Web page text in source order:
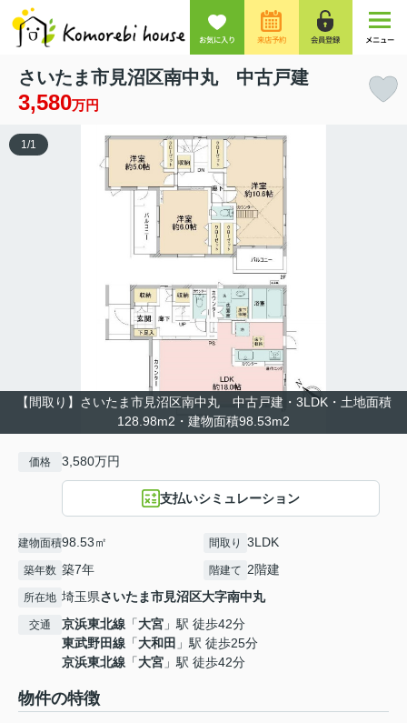
お気に入り 来店予約 会員登録 メニュー
さいたま市見沼区南中丸 中古戸建
3,580万円
【間取り】さいたま市見沼区南中丸 中古戸建・3LDK・土地面積
128.98m2・建物面積98.53m2
1 /1
価格 3,580万円
支払いシミュレーション
建物面積98.53㎡ 間取り 3LDK
築年数 築7年 階建て 2階建
所在地 埼玉県さいたま市見沼区大字南中丸
交通 京浜東北線 「大宮 」駅 徒歩42分
東武野田線 「大和田 」駅 徒歩25分
京浜東北線 「大宮 」駅 徒歩42分
物件の特徴